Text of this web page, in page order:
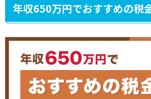
年収650万円でおすすめの税